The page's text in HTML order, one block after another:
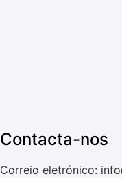
Contacta-nos
Correio eletrónico: